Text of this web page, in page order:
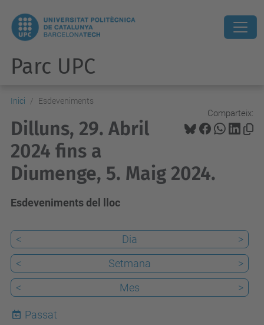
Parc UPC
Inici Esdeveniments
Comparteix:
Dilluns, 29. Abril
2024 fins a
Diumenge, 5. Maig 2024.
Esdeveniments del lloc
< Dia
>
<
Setmana
>
<
Mes >
Passat